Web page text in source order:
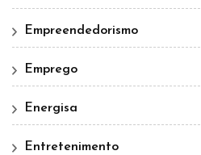
Empreendedorismo
Emprego
Energisa
Entretenimento